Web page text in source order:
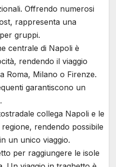
Offrendo numerosi
rappresenta una
gruppi.
centrale di Napoli è
rendendo il viaggio
Roma, Milano o Firenze.
garantiscono un
collega Napoli e le
rendendo possibile
un unico viaggio.
per raggiungere le isole